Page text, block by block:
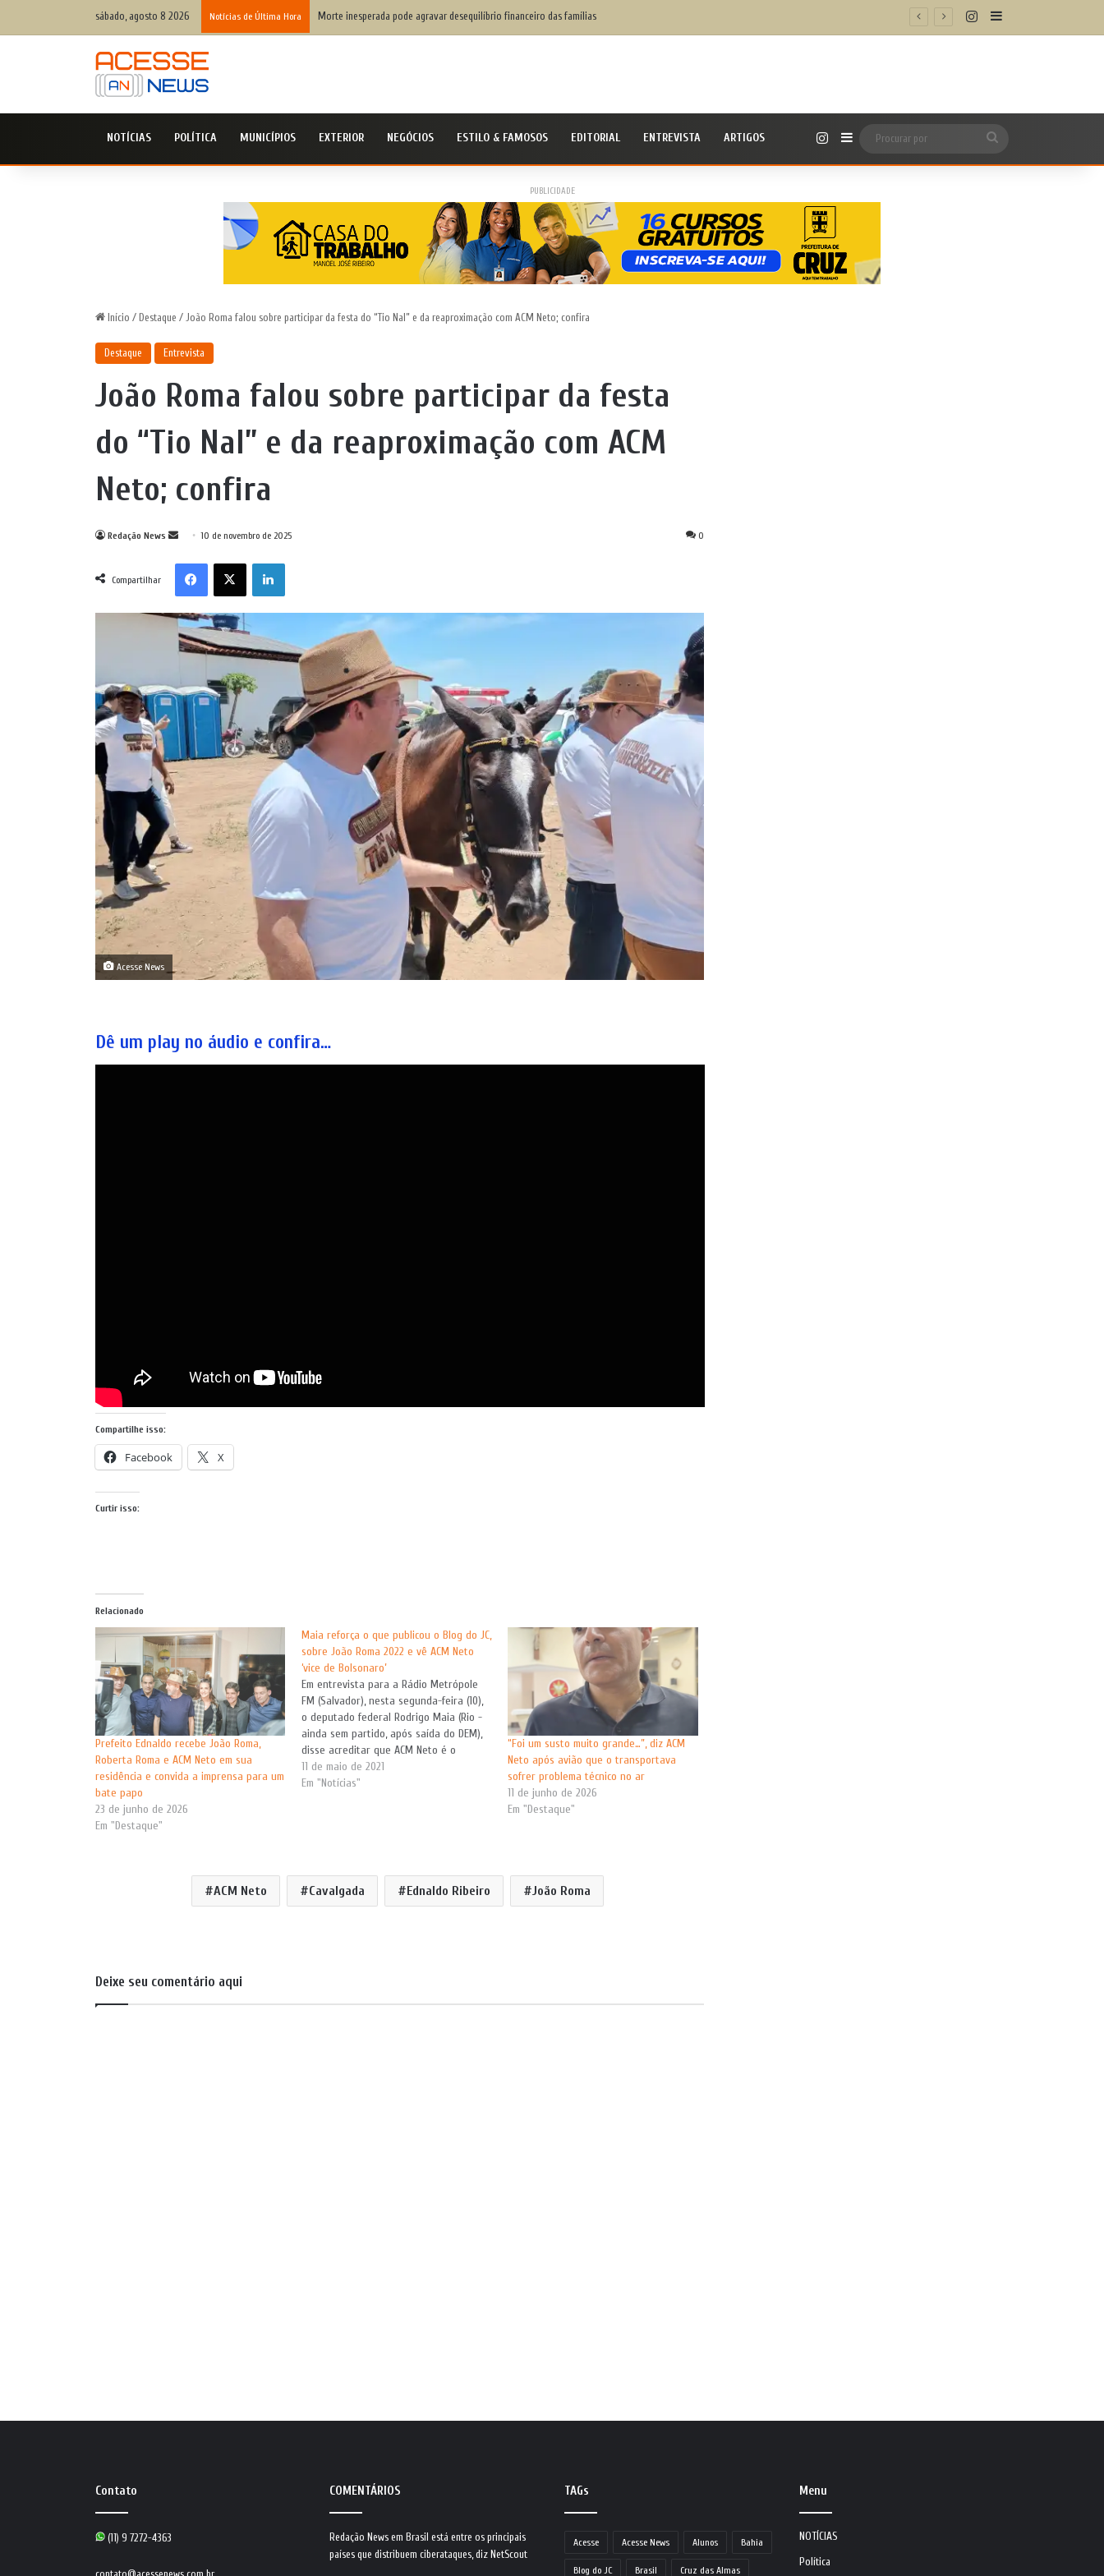
sábado, agosto 8 2026 Notícias de Última Hora Morte inesperada pode agravar desequilíbrio financeiro das famílias InstagramBarra Lateral
NOTÍCIAS POLÍTICA MUNICÍPIOS EXTERIOR NEGÓCIOS ESTILO & FAMOSOS EDITORIAL ENTREVISTA ARTIGOS InstagramBarra Lateral
por
PUBLICIDADE
Início / Destaque / João Roma falou sobre participar da festa do “Tio Nal” e da reaproximação com ACM Neto; confira
Destaque Entrevista
João Roma falou sobre participar da festa
do “Tio Nal” e da reaproximação com ACM
Neto; confira
Redação News
Mande
mail
10 de novembro de 2025 0
Compartilhar
FacebookX Linkedin
Acesse News
Dê um play no áudio e confira…
Compartilhe isso:
Facebook X
Curtir isso:
Relacionado
Prefeito Ednaldo recebe João Roma,
Roberta Roma e ACM Neto em sua
residência e convida a imprensa para um
bate papo
23 de junho de 2026
Em "Destaque"
Maia reforça o que publicou o Blog do JC,
sobre João Roma 2022 e vê ACM Neto
‘vice de Bolsonaro’
Em entrevista para a Rádio Metrópole
FM (Salvador), nesta segunda-feira (10),
o deputado federal Rodrigo Maia (Rio -
ainda sem partido, após saída do DEM),
disse acreditar que ACM Neto é o
candidato a vice na chapa de Bolsonaro,
concorrente à reeleição para presidência
11 de maio de 2021
Em "Notícias"
“Foi um susto muito grande…”, diz ACM
Neto após avião que o transportava
sofrer problema técnico no ar
11 de junho de 2026
Em "Destaque"
ACM Neto Cavalgada Ednaldo Ribeiro João Roma
Deixe seu comentário aqui
Contato
(11) 9 7272-4363
COMENTÁRIOS
Redação News em Brasil está entre os principais
países que distribuem ciberataques, diz NetScout
TAGs
Acesse Acesse News Alunos Bahia
Blog do JC Brasil Cruz das Almas
Menu
NOTÍCIAS
Política